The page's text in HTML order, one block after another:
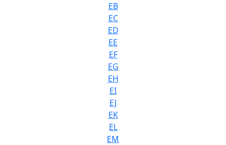
EB
EC
ED
EE
EF
EG
EH
EI
EJ
EK
EL
EM